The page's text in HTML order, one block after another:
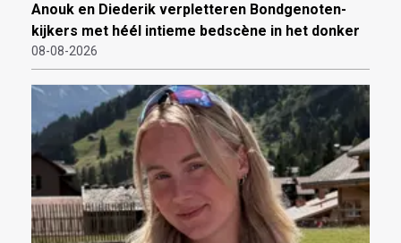
Anouk en Diederik verpletteren Bondgenoten-
kijkers met héél intieme bedscène in het donker
08-08-2026